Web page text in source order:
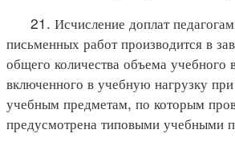
21. Исчисление доплат педагогам
письменных работ производится в
общего количества объема учебного
включенного в учебную нагрузку
учебным предметам, по которым
предусмотрена типовыми учебными